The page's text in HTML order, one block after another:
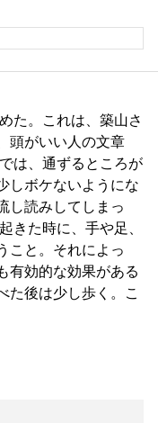
た。これは、築山さ
頭がいい人の文章
は、通ずるところが
しボケないようにな
し読みしてしまっ
きた時に、手や足、
こと。それによっ
有効的な効果がある
た後は少し歩く。こ